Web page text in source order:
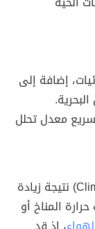
إضافة إلى
معدل تحلل
يحدث تغير المناخ (بالإنجليزية: Climate Change) نتيجة زيادة
المناخ أو